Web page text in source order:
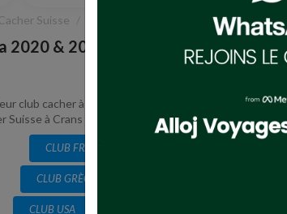
Suisse Club Cacher Crans Montana
& 2021 en Suisse
club cacher à destination de Crans Montana,
Suisse à Crans Montana , partez en Clubs Cacher
CLUB FRANCE
CLUB GRÈCE
CLUB USA